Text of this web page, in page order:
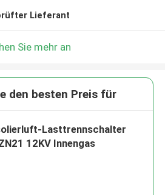
Lieferant
Sie mehr an
den besten Preis für
Lasttrennschalter
12KV Innengas